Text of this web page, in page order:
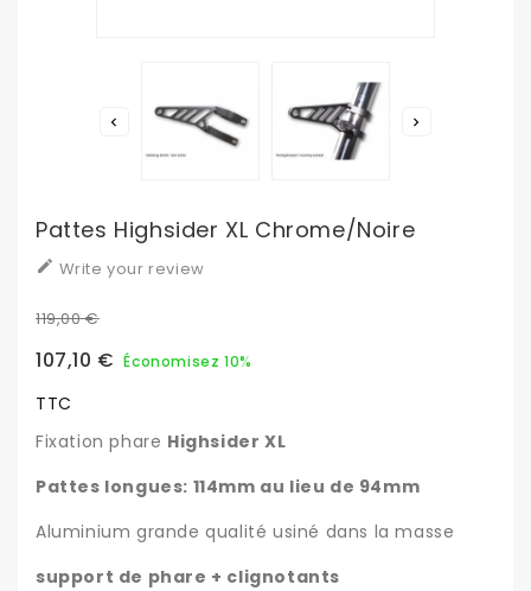
 
Pattes Highsider XL Chrome/noire
 Write your review
119,00 €
107,10 € Économisez 10%
TTC
Fixation phare Highsider XL
Pattes longues: 114mm au lieu de 94mm
Aluminium grande qualité usiné dans la masse
support de phare + clignotants